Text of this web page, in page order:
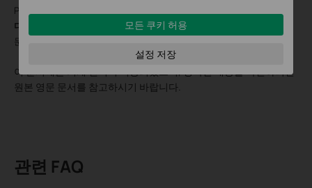
PC를 라우터에 직접 연결했을 때의 속도에 비해 전송 속도가
다면
스위치에 문제가 있는 것일 수 있으니support@tp-link.com
문의하세요.
이 문서에는 기계 번역이 적용되었으며, 정확한 내용을 확인하려면
원본 영문 문서를 참고하시기 바랍니다.
관련 FAQ
모든 쿠키 허용
설정 저장